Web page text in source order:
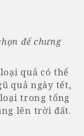
để chưng
quả có thể
quả ngày tết,
trong tổng
lên trời đất.